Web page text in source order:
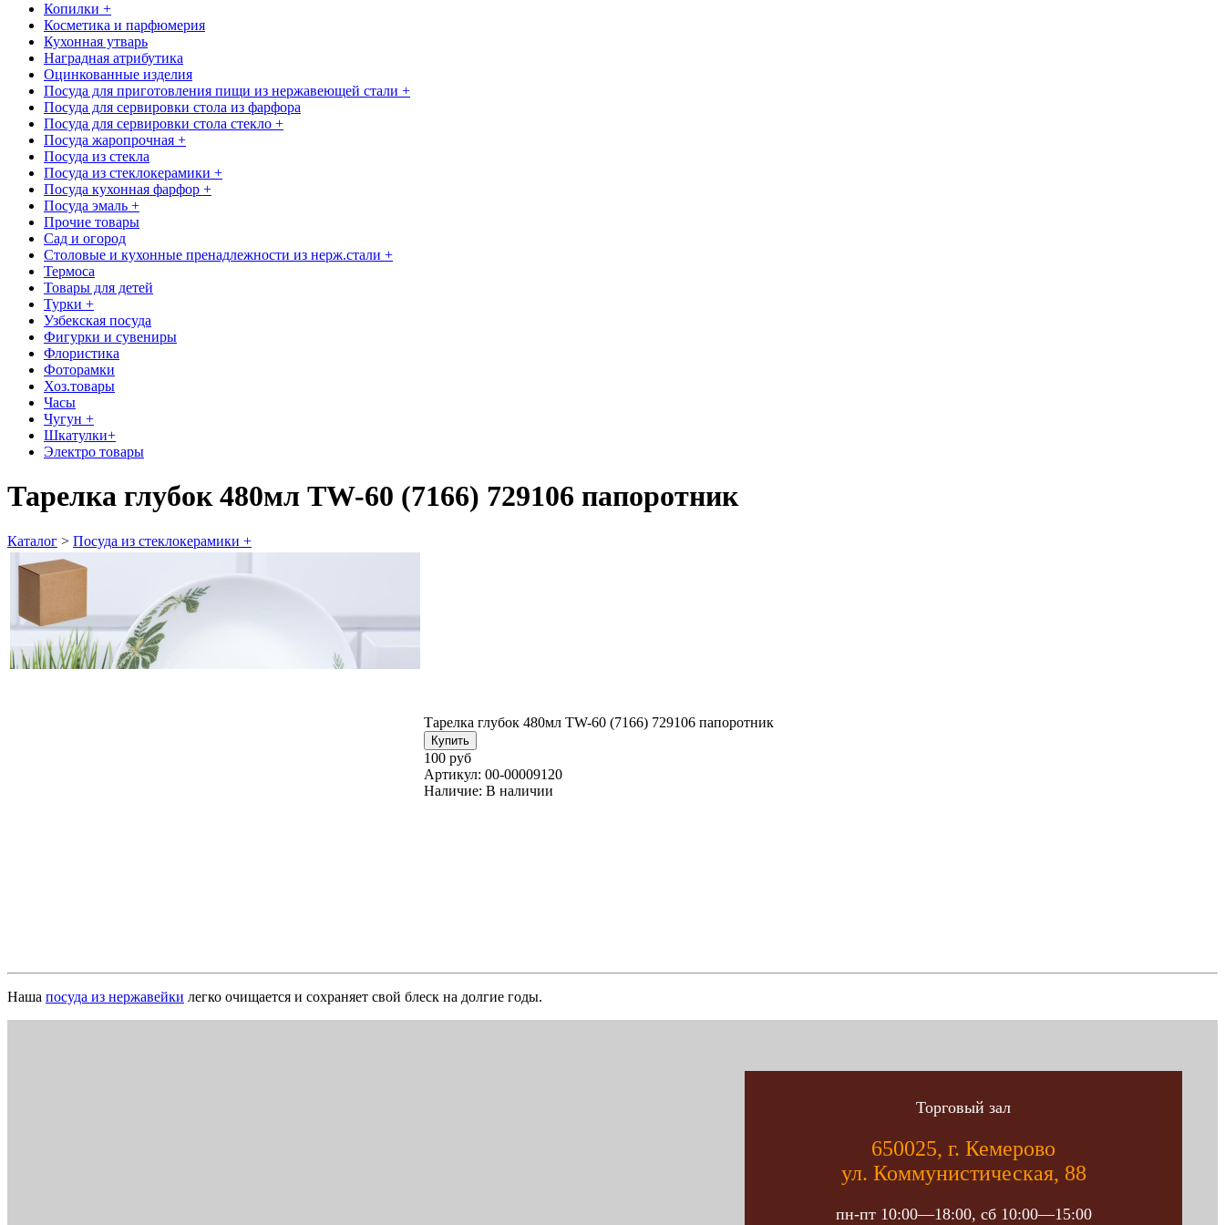
Копилки +
Косметика и парфюмерия
Кухонная утварь
Наградная атрибутика
Оцинкованные изделия
Посуда для приготовления пищи из нержавеющей стали +
Посуда для сервировки стола из фарфора
Посуда для сервировки стола стекло +
Посуда жаропрочная +
Посуда из стекла
Посуда из стеклокерамики +
Посуда кухонная фарфор +
Посуда эмаль +
Прочие товары
Сад и огород
Столовые и кухонные пренадлежности из нерж.стали +
Термоса
Товары для детей
Турки +
Узбекская посуда
Фигурки и сувениры
Флористика
Фоторамки
Хоз.товары
Часы
Чугун +
Шкатулки+
Электро товары
Тарелка глубок 480мл TW-60 (7166) 729106 папоротник
Каталог > Посуда из стеклокерамики +
Тарелка глубок 480мл TW-60 (7166) 729106 папоротник
100 руб
Артикул: 00-00009120
Наличие: В наличии
Наша посуда из нержавейки легко очищается и сохраняет свой блеск на долгие годы.
Торговый зал
650025, г. Кемерово
ул. Коммунистическая, 88
пн-пт 10:00—18:00, сб 10:00—15:00